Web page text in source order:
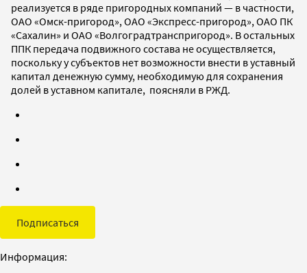
реализуется в ряде пригородных компаний — в частности,
ОАО «Омск-пригород», ОАО «Экспресс-пригород», ОАО ПК
«Сахалин» и ОАО «Волгоградтранспригород». В остальных
ППК передача подвижного состава не осуществляется,
поскольку у субъектов нет возможности внести в уставный
капитал денежную сумму, необходимую для сохранения
долей в уставном капитале, поясняли в РЖД.
Подписаться
Информация: